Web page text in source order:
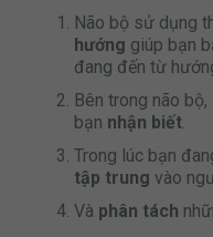
Não bộ sử dụng
hướng giúp bạn
đang đến từ
Bên trong não
bạn nhận biết.
Trong lúc bạn
tập trung vào
Và phân tách